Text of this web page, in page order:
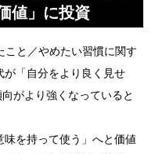
値」に投資
こと／やめたい習慣に関す
が「自分をより良く見せ
がより強くなっていると
を持って使う」へと価値